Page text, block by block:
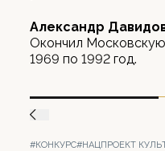
Александр
Окончил
1969 по 1992 год.
#КОНКУРС#НАЦПРОЕКТ